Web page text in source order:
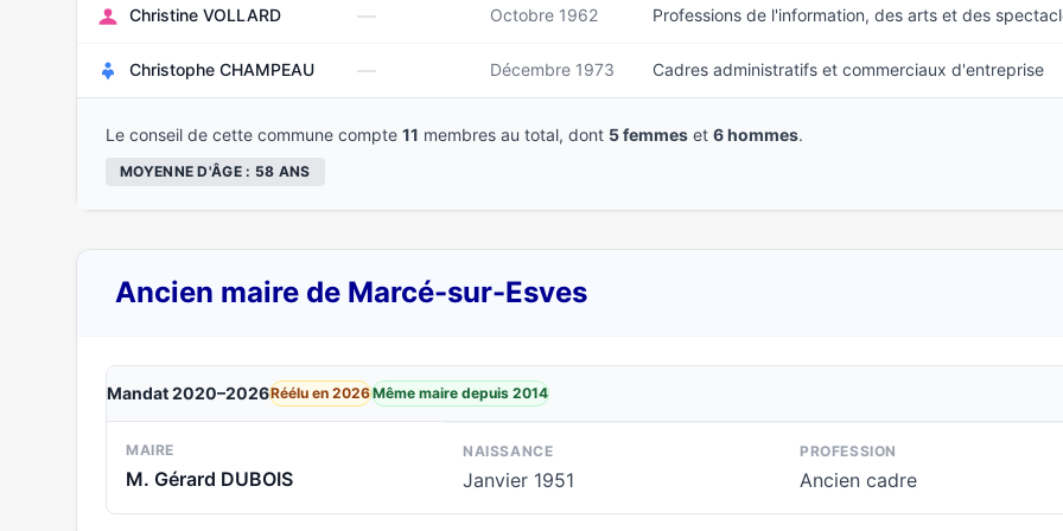
Christine VOLLARD — Octobre 1962 Professions de l'information, des arts et des
Christophe CHAMPEAU — Décembre 1973 Cadres administratifs et commerciaux d'entreprise
Le conseil de cette commune compte 11 membres au total, dont 5 femmes et 6 hommes.
MOYENNE D'ÂGE : 58 ANS
Ancien maire de Marcé-sur-Esves
Mandat 2020–2026Réélu en 2026Même maire depuis 2014
MAIRE
M. Gérard DUBOIS
NAISSANCE
Janvier 1951
PROFESSION
Ancien cadre